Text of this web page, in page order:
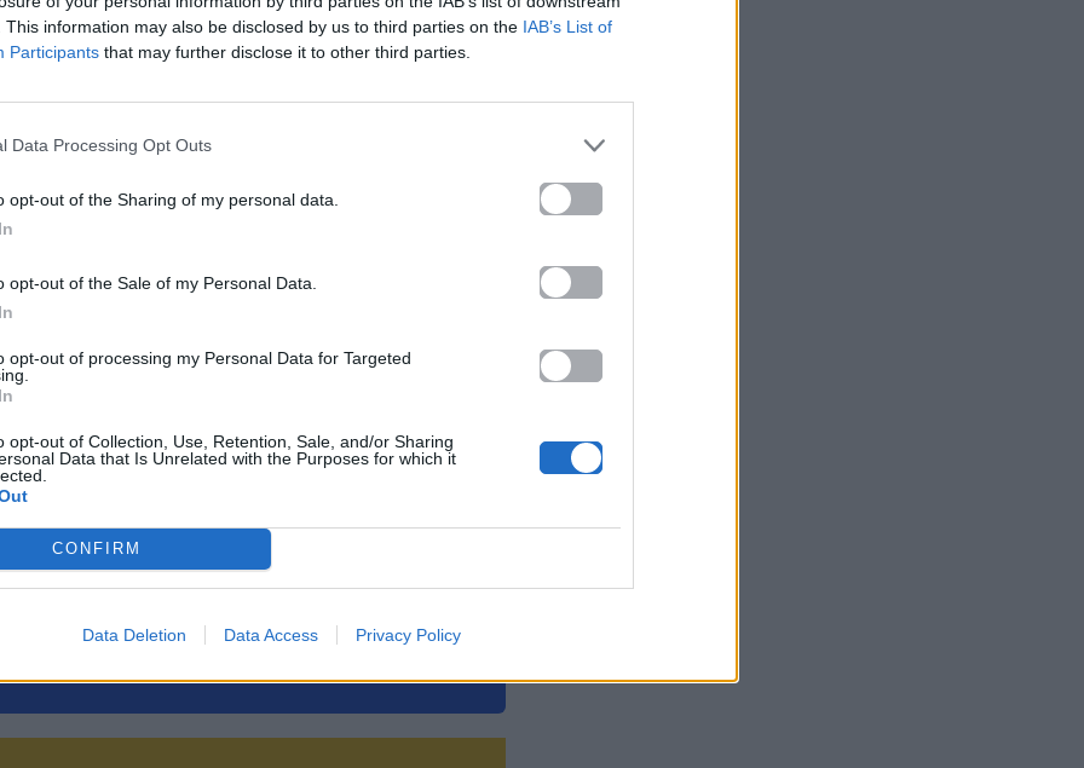
This information may also be disclosed by us to third parties on the IAB’s List of
Participants that may further disclose it to other third parties.
Data Processing Opt Outs
opt-out of the Sharing of my personal data.
opt-out of the Sale of my Personal Data.
opt-out of processing my Personal Data for Targeted
opt-out of Collection, Use, Retention, Sale, and/or Sharing
Data that Is Unrelated with the Purposes for which it
CONFIRM
Data Deletion Data Access Privacy Policy
με το
Instagram.
News
το άρθρο